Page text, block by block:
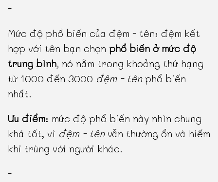
-
Mức độ phổ biến của đệm - tên: đệm kết
hợp với tên bạn chọn phổ biến ở mức độ
trung bình, nó nằm trong khoảng thứ hạng
từ 1000 đến 3000 đệm - tênphổ biến
nhất.
Ưu điểm: mức độ phổ biến này nhìn chung
khá tốt, vì đệm - tênvẫn thường ổn và hiếm
khi trùng với người khác.
-